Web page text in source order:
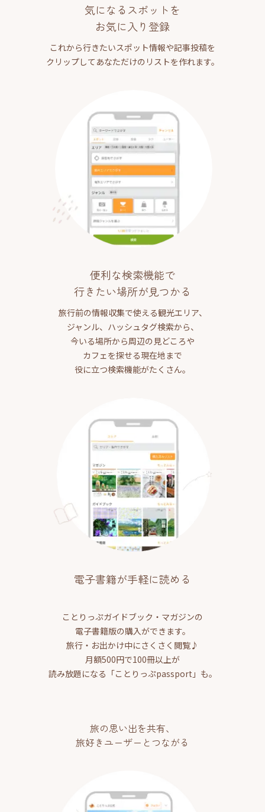
気になるスポットを
お気に入り登録
これから行きたいスポット情報や記事投稿を
クリップしてあなただけのリストを作れます。
便利な検索機能で
行きたい場所が見つかる
旅行前の情報収集で使える観光エリア、
ジャンル、ハッシュタグ検索から、
今いる場所から周辺の見どころや
カフェを探せる現在地まで
役に立つ検索機能がたくさん。
電子書籍が手軽に読める
ことりっぷガイドブック・マガジンの
電子書籍版の購入ができます。
旅行・お出かけ中にさくさく閲覧♪
月額500円で100冊以上が
読み放題になる「ことりっぷpassport」も。
旅の思い出を共有、
旅好きユーザーとつながる